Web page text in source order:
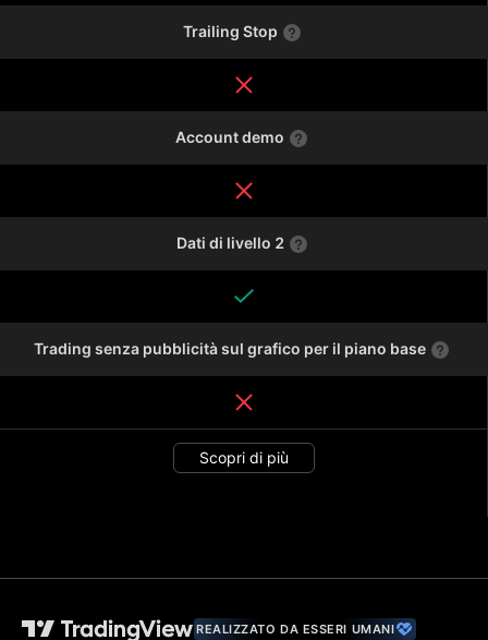
Trailing Stop
Account demo
Dati di livello 2
Trading senza pubblicità sul grafico per il piano base
Scopri di più
REALIZZATO DA ESSERI UMANI